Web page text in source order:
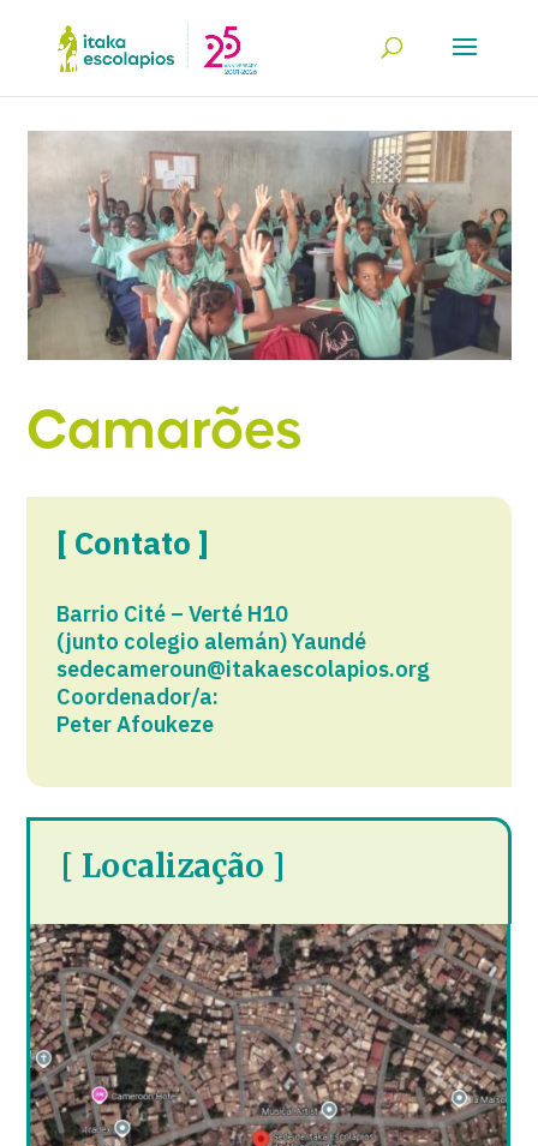
Camarões
[ Contato ]
Barrio Cité – Verté H10
(junto colegio alemán) Yaundé​
sedecameroun@itakaescolapios.org
Coordenador/a:
Peter Afoukeze
[ Localização ]